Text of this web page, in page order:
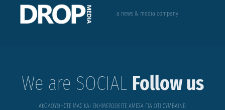
a news & media company
We are SOCIAL Follow us
ΑΚΟΛΟΥΘΗΣΤΕ ΜΑΣ ΚΑΙ ΕΝΗΜΕΡΩΘΕΙΤΕ ΑΜΕΣΑ ΓΙΑ ΟΤΙ ΣΥΜΒΑΙΝΕΙ